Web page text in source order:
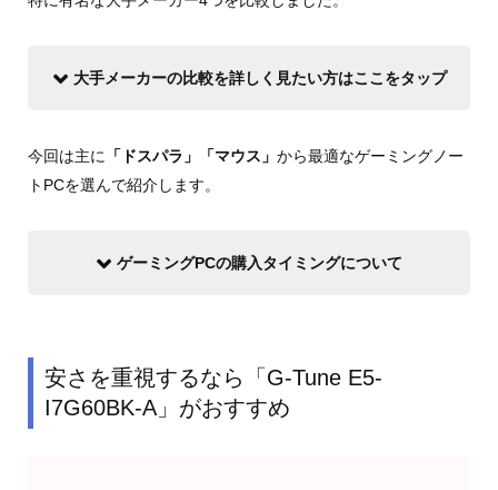
大手メーカーの比較を詳しく見たい方はここをタップ
今回は主に 「ドスパラ」「マウス」 から最適なゲーミングノー
トPCを選んで紹介します。
ゲーミングPCの購入タイミングについて
安さを重視するなら「G-Tune E5-
I7G60BK-A」がおすすめ